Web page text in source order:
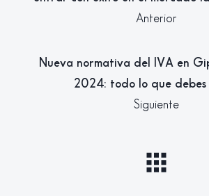
Anterior
Nueva normativa del IVA en
2024: todo lo que debes
Siguiente